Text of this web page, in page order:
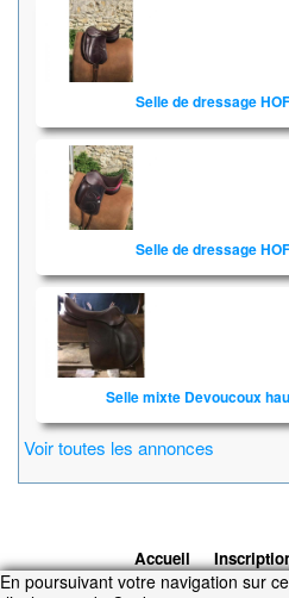
Selle de dressage
Selle de dressage
Selle mixte Devoucoux
Voir toutes les annonces
Accueil
d'utilisation
Contacts © 2026
En poursuivant votre navigation sur